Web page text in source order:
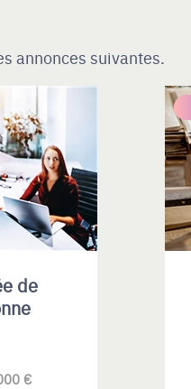
annonces suivantes.
de
€